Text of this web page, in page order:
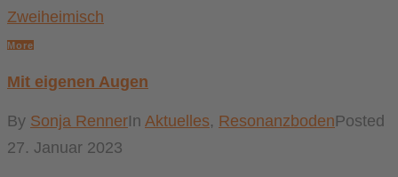
Zweiheimisch
More
Mit eigenen Augen
By Sonja RennerIn Aktuelles, ResonanzbodenPosted
27. Januar 2023